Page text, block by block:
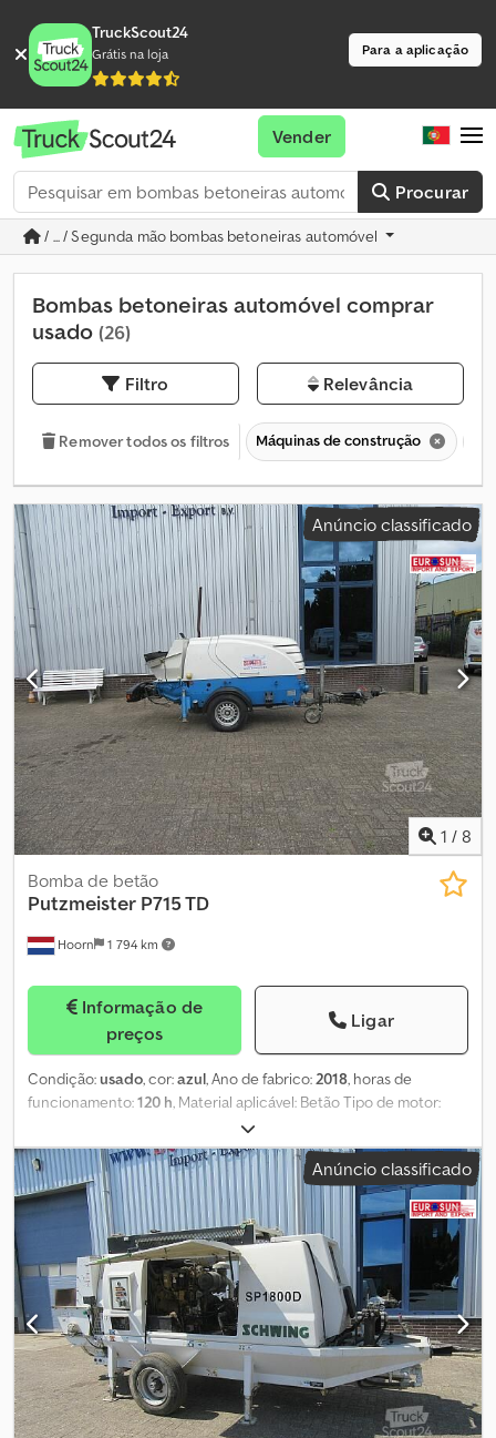
TruckScout24
Grátis na loja Para a aplicação
Procurar
Vender
/ ... / Segunda mão bombas betoneiras automóvel
Bombas betoneiras automóvel comprar
usado (26)
Filtro Relevância
Remover todos os filtros Máquinas de construção
Anúncio classificado
1 / 8
Hoorn 1 794 km
Bomba de betão
Putzmeister P715 TD
Informação de
preços
Ligar
Condição:usado, cor:azul, Ano de fabrico:2018, horas de
funcionamento:120 h, Material aplicável: Betão Tipo de motor:
Deutz D2011 L 03 Chjdpfjzpgbkex Acmoa
Anúncio classificado